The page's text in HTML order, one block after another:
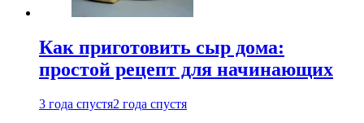
Как приготовить сыр дома:
простой рецепт для начинающих
3 года спустя2 года спустя